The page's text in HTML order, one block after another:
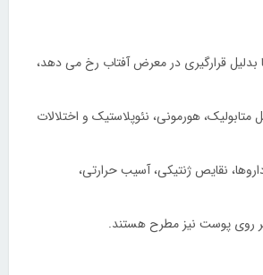
بدلیل قرارگیری در معرض آفتاب رخ می دهد،
متابولیک، هورمونی، نئوپلاستیک و اختلالات
نقایص ژنتیکی، آسیب حرارتی،
روی پوست نیز مطرح هستند.